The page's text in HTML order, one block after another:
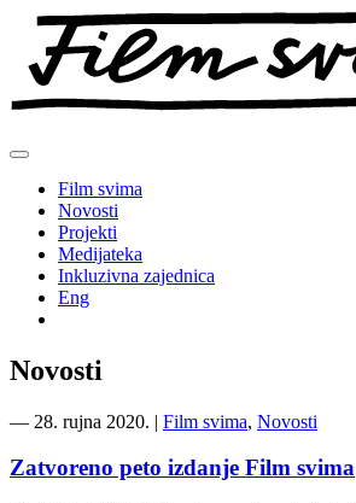
Preskoči
sadržaj
Film svima
Novosti
Projekti
Medijateka
Inkluzivna zajednica
Eng
Novosti
― 28. rujna 2020. | Film svima, Novosti
Zatvoreno peto izdanje Film svima